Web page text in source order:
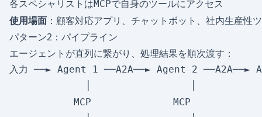
使用場面 ：顧客対応アプリ、チャットボット、社内生産性
パターン2：パイプライン
エージェントが直列に繋がり、処理結果を順次渡す：
入力 ──► Agent 1 ──A2A──► Agent 2 ──A2A──►
MCP              MCP